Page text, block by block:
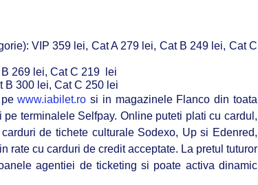
VIP 359 lei, Cat A 279 lei, Cat B 249 lei, Cat C
269 lei, Cat C 219 lei
B 300 lei, Cat C 250 lei
pewww.iabilet.ro si in magazinele Flanco din toata
terminalele Selfpay. Online puteti plati cu cardul,
de tichete culturale Sodexo, Up si Edenred,
rate cu carduri de credit acceptate. La pretul tuturor
agentiei de ticketing si poate activa dinamic